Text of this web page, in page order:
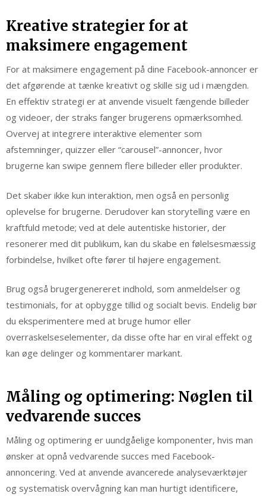
Kreative strategier for at
maksimere engagement
For at maksimere engagement på dine Facebook-annoncer er
det afgørende at tænke kreativt og skille sig ud i mængden.
En effektiv strategi er at anvende visuelt fængende billeder
og videoer, der straks fanger brugerens opmærksomhed.
Overvej at integrere interaktive elementer som
afstemninger, quizzer eller “carousel”-annoncer, hvor
brugerne kan swipe gennem flere billeder eller produkter.
Det skaber ikke kun interaktion, men også en personlig
oplevelse for brugerne. Derudover kan storytelling være en
kraftfuld metode; ved at dele autentiske historier, der
resonerer med dit publikum, kan du skabe en følelsesmæssig
forbindelse, hvilket ofte fører til højere engagement.
Brug også brugergenereret indhold, som anmeldelser og
testimonials, for at opbygge tillid og socialt bevis. Endelig bør
du eksperimentere med at bruge humor eller
overraskelseselementer, da disse ofte har en viral effekt og
kan øge delinger og kommentarer markant.
Måling og optimering: Nøglen til
vedvarende succes
Måling og optimering er uundgåelige komponenter, hvis man
ønsker at opnå vedvarende succes med Facebook-
annoncering. Ved at anvende avancerede analyseværktøjer
og systematisk overvågning kan man hurtigt identificere,